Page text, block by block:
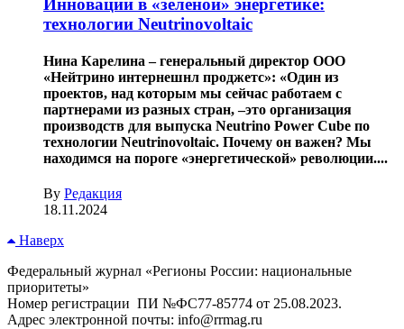
технологии Neutrinovoltaic
Нина Карелина – генеральный директор ООО
«Нейтрино интернешнл проджетс»: «Один из
проектов, над которым мы сейчас работаем с
партнерами из разных стран, –это организация
производств для выпуска Neutrino Power Cube по
технологии Neutrinovoltaic. Почему он важен? Мы
находимся на пороге «энергетической» революции....
By Редакция
18.11.2024
Наверх
Федеральный журнал «Регионы России: национальные
приоритеты»
Номер регистрации ПИ №ФС77-85774 от 25.08.2023.
Адрес электронной почты: info@rrmag.ru